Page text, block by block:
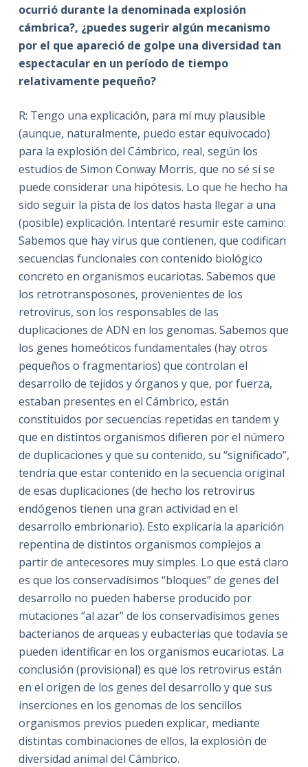
ocurrió durante la denominada explosión
cámbrica?, ¿puedes sugerir algún mecanismo
por el que apareció de golpe una diversidad tan
espectacular en un período de tiempo
relativamente pequeño?
R: Tengo una explicación, para mí muy plausible
(aunque, naturalmente, puedo estar equivocado)
para la explosión del Cámbrico, real, según los
estudios de Simon Conway Morris, que no sé si se
puede considerar una hipótesis. Lo que he hecho ha
sido seguir la pista de los datos hasta llegar a una
(posible) explicación. Intentaré resumir este camino:
Sabemos que hay virus que contienen, que codifican
secuencias funcionales con contenido biológico
concreto en organismos eucariotas. Sabemos que
los retrotransposones, provenientes de los
retrovirus, son los responsables de las
duplicaciones de ADN en los genomas. Sabemos que
los genes homeóticos fundamentales (hay otros
pequeños o fragmentarios) que controlan el
desarrollo de tejidos y órganos y que, por fuerza,
estaban presentes en el Cámbrico, están
constituidos por secuencias repetidas en tandem y
que en distintos organismos difieren por el número
de duplicaciones y que su contenido, su “significado”,
tendría que estar contenido en la secuencia original
de esas duplicaciones (de hecho los retrovirus
endógenos tienen una gran actividad en el
desarrollo embrionario). Esto explicaría la aparición
repentina de distintos organismos complejos a
partir de antecesores muy simples. Lo que está claro
es que los conservadísimos “bloques” de genes del
desarrollo no pueden haberse producido por
mutaciones “al azar” de los conservadísimos genes
bacterianos de arqueas y eubacterias que todavía se
pueden identificar en los organismos eucariotas. La
conclusión (provisional) es que los retrovirus están
en el origen de los genes del desarrollo y que sus
inserciones en los genomas de los sencillos
organismos previos pueden explicar, mediante
distintas combinaciones de ellos, la explosión de
diversidad animal del Cámbrico.